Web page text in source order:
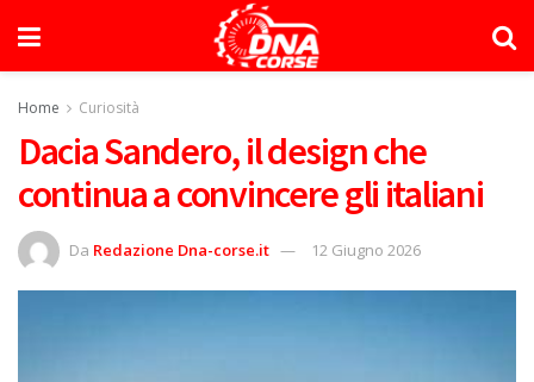
Home Curiosità
Dacia Sandero, il design che
continua a convincere gli italiani
Da Redazione Dna-corse.it 12 Giugno 2026